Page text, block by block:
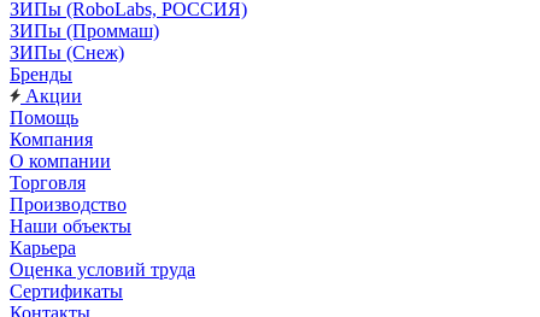
ЗИПы (RoboLabs, РОССИЯ)
ЗИПы (Проммаш)
ЗИПы (Снеж)
Бренды
Акции
Помощь
Компания
О компании
Торговля
Производство
Наши объекты
Карьера
Оценка условий труда
Сертификаты
Контакты